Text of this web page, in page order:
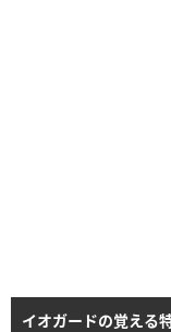
イオガードの覚える